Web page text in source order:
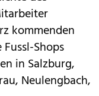
kommenden
Shops
in Salzburg,
Neulengbach,